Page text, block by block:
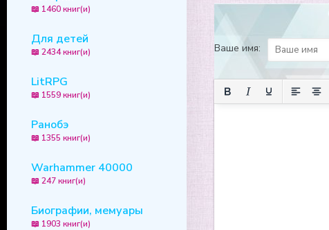
📖 1460 книг(и)
Для детей
📖 2434 книг(и)
LitRPG
📖 1559 книг(и)
Ранобэ
📖 1355 книг(и)
Warhammer 40000
📖 247 книг(и)
Биографии, мемуары
📖 1903 книг(и)
Ваше имя: